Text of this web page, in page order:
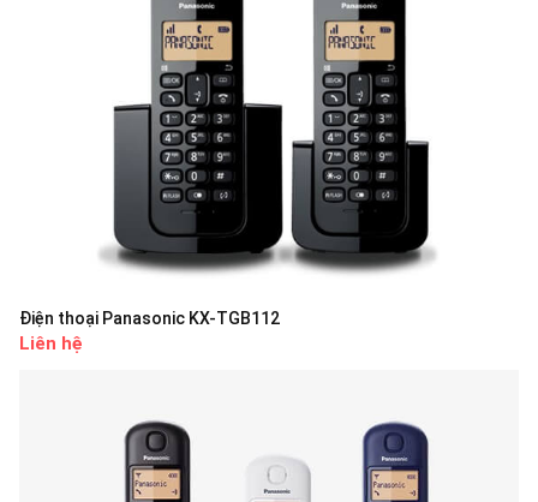
Điện thoại Panasonic KX-TGB112
Liên hệ